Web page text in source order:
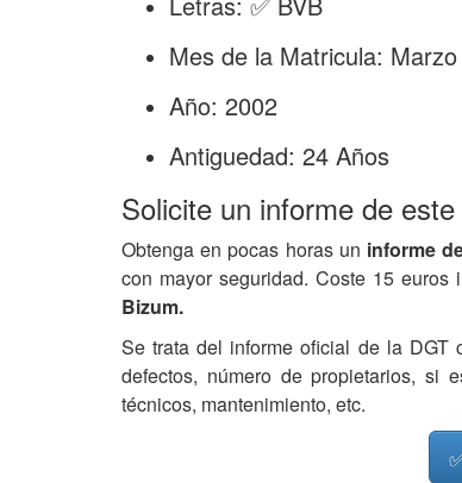
Mes de la Matricula: Marzo
Año: 2002
Antiguedad: 24 Años
Solicite un informe de
Obtenga en pocas horas un informe
con mayor seguridad. Coste 15 euros
Bizum.
Se trata del informe oficial de la DGT
defectos, número de propietarios, si
técnicos, mantenimiento, etc.